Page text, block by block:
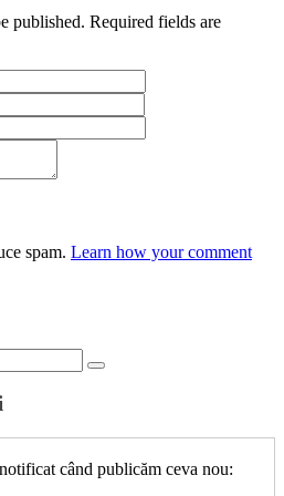
published. Required fields are
spam. Learn how your comment
când publicăm ceva nou: